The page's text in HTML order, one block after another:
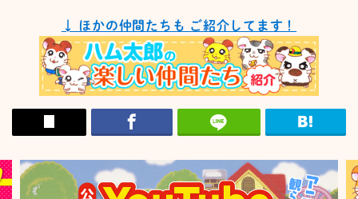
↓ ほかの仲間たちも ご紹介してます！